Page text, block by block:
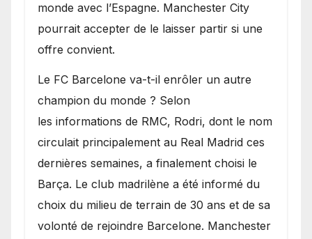
monde avec l’Espagne. Manchester City
pourrait accepter de le laisser partir si une
offre convient.
​Le FC Barcelone va-t-il enrôler un autre
champion du monde ? Selon
les informations de RMC, Rodri, dont le nom
circulait principalement au Real Madrid ces
dernières semaines, a finalement choisi le
Barça. Le club madrilène a été informé du
choix du milieu de terrain de 30 ans et de sa
volonté de rejoindre Barcelone. Manchester